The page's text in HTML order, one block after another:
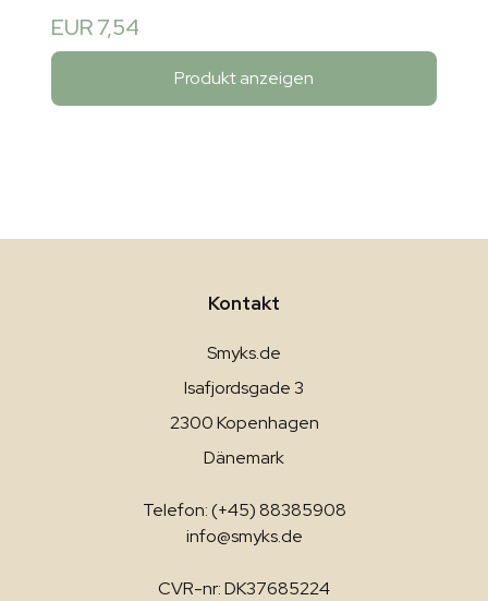
EUR 7,54
Produkt anzeigen
Kontakt
Smyks.de
Isafjordsgade 3
2300 Kopenhagen
Dänemark
Telefon: (+45) 88385908
info@smyks.de
CVR-nr: DK37685224